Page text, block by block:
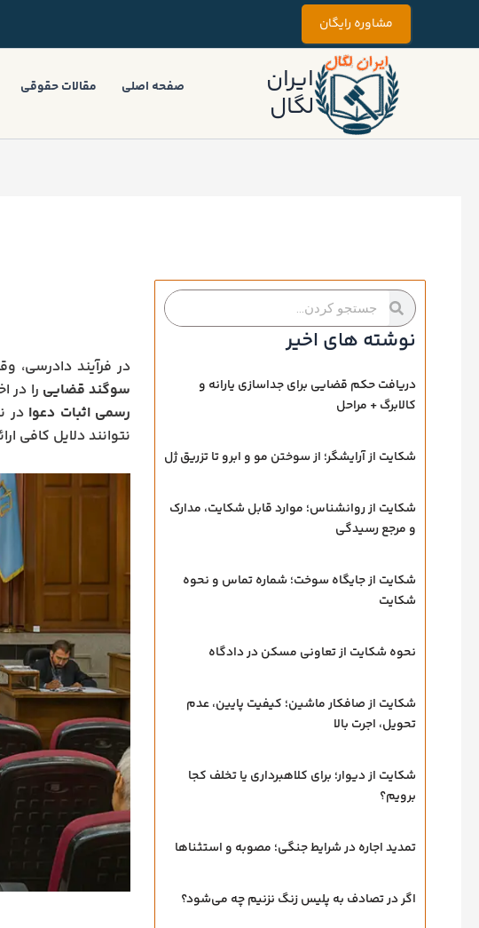
محتوا
مشاوره رایگان
ایران
لگال
صفحه اصلی مقالات حقوقی
جستجو
کردن
جستجو
کردن
نوشته های اخیر
دریافت حکم قضایی برای جداسازی یارانه و
کالابرگ + مراحل
شکایت از آرایشگر؛ از سوختن مو و ابرو تا تزریق ژل
شکایت از روانشناس؛ موارد قابل شکایت، مدارک
و مرجع رسیدگی
شکایت از جایگاه سوخت؛ شماره تماس و نحوه
شکایت
نحوه شکایت از تعاونی مسکن در دادگاه
شکایت از صافکار ماشین؛ کیفیت پایین، عدم
تحویل، اجرت بالا
شکایت از دیوار؛ برای کلاهبرداری یا تخلف کجا
برویم؟
تمدید اجاره در شرایط جنگی؛ مصوبه و استثناها
اگر در تصادف به پلیس زنگ نزنیم چه می‌شود؟
در فرآیند دادرسی،
سوگند قضایی را در
رسمی اثبات دعوا در
نتوانند دلایل کافی